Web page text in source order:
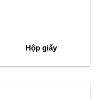
Hộp giấy